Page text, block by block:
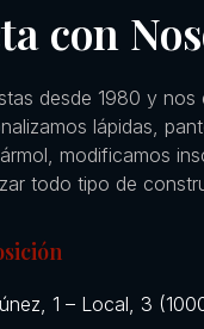
con
desde 1980 y nos
lápidas,
modificamos
todo tipo de
1 – Local, 3